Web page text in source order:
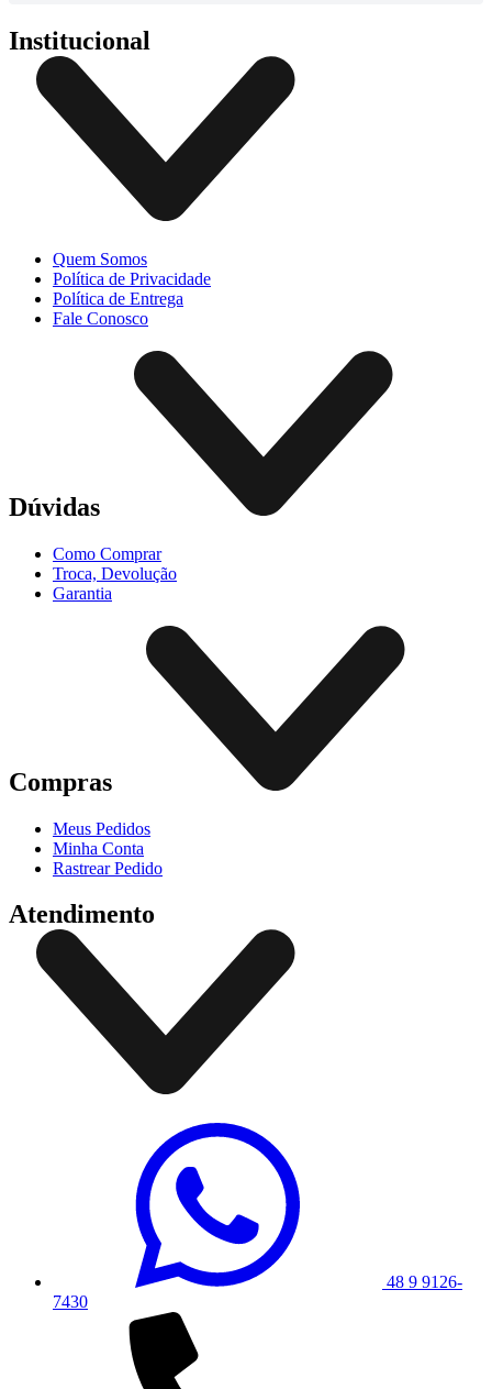
Institucional
Quem Somos
Política de Privacidade
Política de Entrega
Fale Conosco
Dúvidas
Como Comprar
Troca, Devolução
Garantia
Compras
Meus Pedidos
Minha Conta
Rastrear Pedido
Atendimento
48 9 9126-
7430